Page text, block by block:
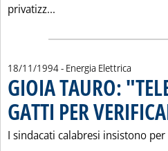
privatizz...
18/11/1994- Energia Elettrica
GIOIA TAURO:
GATTI PER
I sindacati calabresi insistono